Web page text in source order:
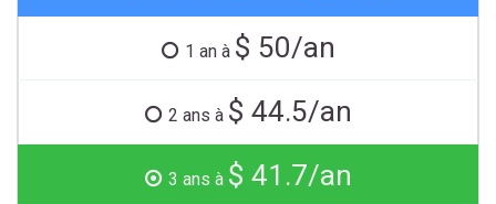
1 an à $ 50/an
2 ans à $ 44.5/an
3 ans à $ 41.7/an